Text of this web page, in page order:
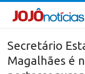
Secretário
Magalhães é